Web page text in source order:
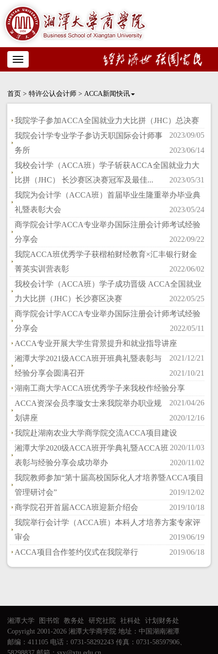
Toggle
navigation
首页 > 特许公认会计师 > ACCA新闻快讯
我院学子参加ACCA全国就业力大比拼（JHC）总决赛
2023/09/05
我院会计学专业学子参访天职国际会计师事
务所
2023/06/14
我校会计学（ACCA班）学子斩获ACCA全国就业力大
比拼（JHC） 长沙赛区决赛冠军及最佳...
2023/05/31
我院为会计学（ACCA班）首届毕业生隆重举办毕业典
礼暨表彰大会
2023/05/24
商学院会计学ACCA专业举办国际注册会计师考试经验
分享会
2022/09/22
我院ACCA班优秀学子获楷柏财经教育×汇丰银行财金
菁英实训营表彰
2022/06/02
我校会计学（ACCA班）学子成功晋级 ACCA全国就业
力大比拼（JHC）长沙赛区决赛
2022/05/25
商学院会计学ACCA专业举办国际注册会计师考试经验
分享会
2022/05/11
ACCA专业开展大学生背景提升和就业指导讲座
2021/12/21
湘潭大学2021级ACCA班开班典礼暨表彰与
经验分享会圆满召开
2021/10/21
湖南工商大学ACCA班优秀学子来我校作经验分享
2021/04/26
ACCA资深会员李璇女士来我院举办职业规
划讲座
2020/12/16
我院赴湖南农业大学商学院交流ACCA项目建设
2020/11/03
湘潭大学2020级ACCA班开学典礼暨ACCA班
表彰与经验分享会成功举办
2020/11/02
我院教师参加“第十届高校国际化人才培养暨ACCA项目
管理研讨会”
2019/12/02
商学院召开首届ACCA班迎新介绍会
2019/10/18
我院举行会计学（ACCA班）本科人才培养方案专家评
审会
2019/06/19
ACCA项目合作签约仪式在我院举行
2019/06/18
湘潭大学 图书馆 教务处 研究社院 社科处
计划财务处
Copyright 2001-2026 湘潭大学商学院 地址：中国湖南湘潭
邮编：411105 电话：0731-58292243 传真：0731-58597906、